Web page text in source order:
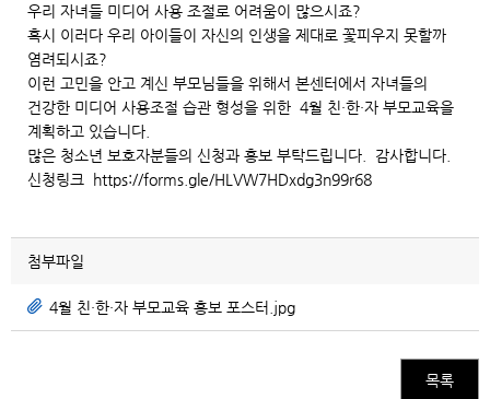
우리 자녀들 미디어 사용 조절로 어려움이 많으시죠?
혹시 이러다 우리 아이들이 자신의 인생을 제대로 꽃피우지 못할까
염려되시죠?
이런 고민을 안고 계신 부모님들을 위해서 본센터에서 자녀들의
건강한 미디어 사용조절 습관 형성을 위한 4월 친·한·자 부모교육을
계획하고 있습니다.
많은 청소년 보호자분들의 신청과 홍보 부탁드립니다. 감사합니다.
신청링크 https://forms.gle/HLVW7HDxdg3n99r68
첨부파일
4월 친·한·자 부모교육 홍보 포스터.jpg
목록